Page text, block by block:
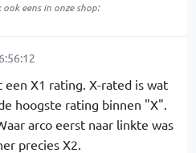
ook eens in onze shop:
X1 rating. X-rated is wat
hoogste rating binnen "X".
arco eerst naar linkte was
precies X2.